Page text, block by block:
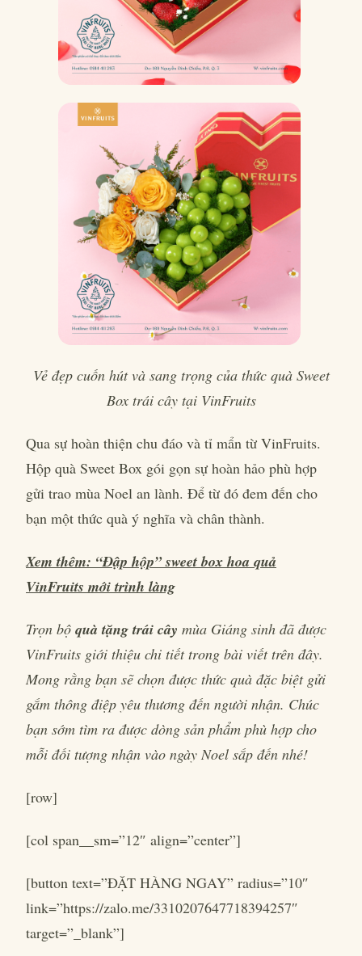
Vẻ đẹp cuốn hút và sang trọng của thức quà Sweet
Box trái cây tại VinFruits
Qua sự hoàn thiện chu đáo và tỉ mẩn từ VinFruits.
Hộp quà Sweet Box gói gọn sự hoàn hảo phù hợp
gửi trao mùa Noel an lành. Để từ đó đem đến cho
bạn một thức quà ý nghĩa và chân thành.
Xem thêm: “Đập hộp” sweet box hoa quả
VinFruits mới trình làng
Trọn bộ quà tặng trái cây mùa Giáng sinh đã được
VinFruits giới thiệu chi tiết trong bài viết trên đây.
Mong rằng bạn sẽ chọn được thức quà đặc biệt gửi
gắm thông điệp yêu thương đến người nhận. Chúc
bạn sớm tìm ra được dòng sản phẩm phù hợp cho
mỗi đối tượng nhận vào ngày Noel sắp đến nhé!
[row]
[col span__sm=”12″ align=”center”]
[button text=”ĐẶT HÀNG NGAY” radius=”10″
link=”https://zalo.me/3310207647718394257″
target=”_blank”]